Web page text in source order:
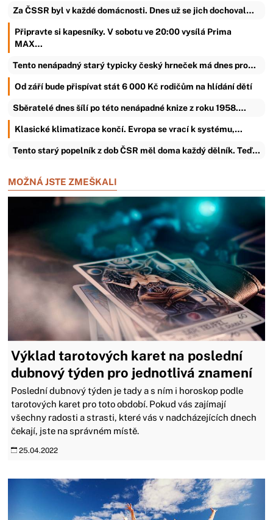
Za ČSSR byl v každé domácnosti. Dnes už se jich dochoval…
Připravte si kapesníky. V sobotu ve 20:00 vysílá Prima
MAX…
Tento nenápadný starý typicky český hrneček má dnes pro…
Od září bude přispívat stát 6 000 Kč rodičům na hlídání dětí
Sběratelé dnes šílí po této nenápadné knize z roku 1958.…
Klasické klimatizace končí. Evropa se vrací k systému,…
Tento starý popelník z dob ČSR měl doma každý dělník. Teď…
MOŽNÁ JSTE ZMEŠKALI
Výklad tarotových karet na poslední
dubnový týden pro jednotlivá znamení
Poslední dubnový týden je tady a s ním i horoskop podle
tarotových karet pro toto období. Pokud vás zajímají
všechny radosti a strasti, které vás v nadcházejících dnech
čekají, jste na správném místě.
25.04.2022